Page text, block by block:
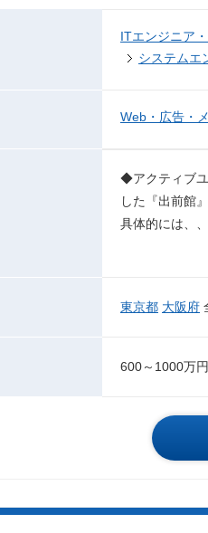
ITエンジニア
システムエ
Web・広告・
◆アクティブ
した『出前館
具体的には、
東京都 大阪府
600～1000万円